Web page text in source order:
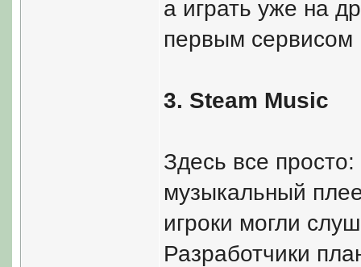
а играть уже на
первым сервисом
3. Steam Music
Здесь все
музыкальный
игроки могли
Разработчики